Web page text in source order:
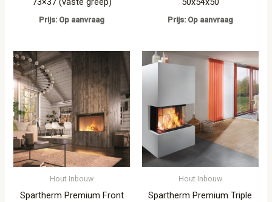
Prijs: Op aanvraag Prijs: Op aanvraag
Hout Inbouw
Spartherm Premium Front
Hout Inbouw
Spartherm Premium Triple